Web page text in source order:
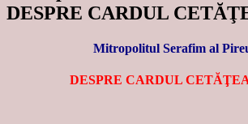
DESPRE CARDUL
Mitropolitul Serafim al
DESPRE CARDUL